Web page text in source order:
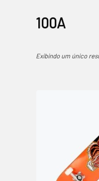
100A
Exibindo um único